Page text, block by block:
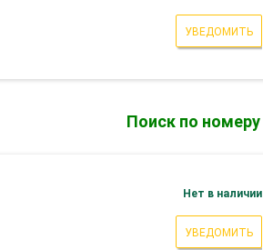
УВЕДОМИТЬ
Поиск по номеру
Нет в наличии
УВЕДОМИТЬ